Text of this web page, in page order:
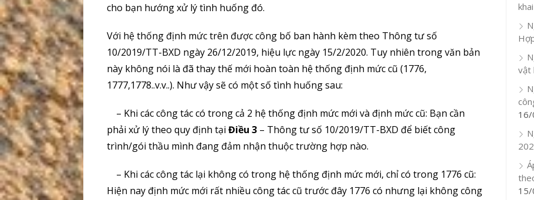
cho bạn hướng xử lý tình huống đó.
Với hệ thống định mức trên được công bố ban hành kèm theo Thông tư số
10/2019/TT-BXD ngày 26/12/2019, hiệu lực ngày 15/2/2020. Tuy nhiên trong văn bản
này không nói là đã thay thế mới hoàn toàn hệ thống định mức cũ (1776,
1777,1778..v.v..). Như vậy sẽ có một số tình huống sau:
– Khi các công tác có trong cả 2 hệ thống định mức mới và định mức cũ: Bạn cần
phải xử lý theo quy định tại Điều 3 – Thông tư số 10/2019/TT-BXD để biết công
trình/gói thầu mình đang đảm nhận thuộc trường hợp nào.
– Khi các công tác lại không có trong hệ thống định mức mới, chỉ có trong 1776 cũ:
Hiện nay định mức mới rất nhiều công tác cũ trước đây 1776 có nhưng lại không công
khai
vật